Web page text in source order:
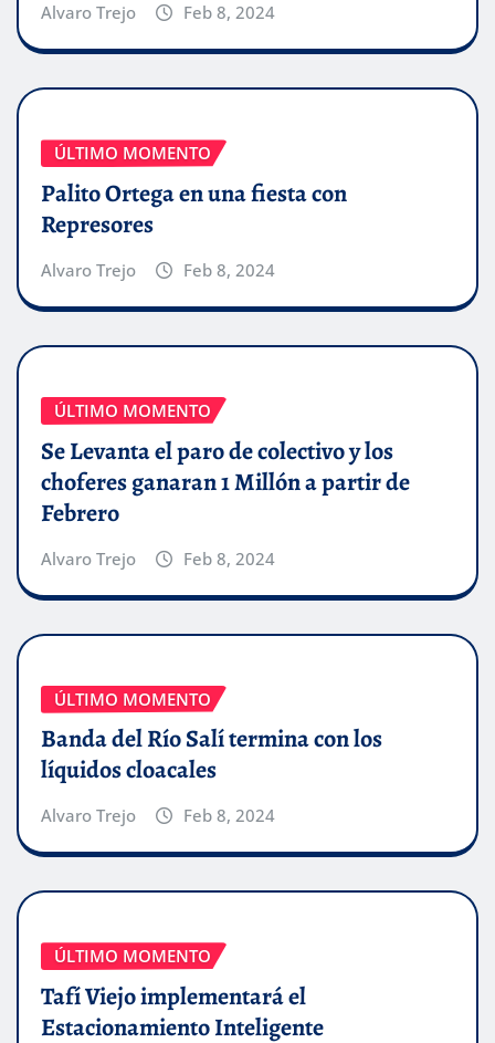
Alvaro Trejo Feb 8, 2024
ÚLTIMO MOMENTO
Palito Ortega en una fiesta con
Represores
Alvaro Trejo Feb 8, 2024
ÚLTIMO MOMENTO
Se Levanta el paro de colectivo y los
choferes ganaran 1 Millón a partir de
Febrero
Alvaro Trejo Feb 8, 2024
ÚLTIMO MOMENTO
Banda del Río Salí termina con los
líquidos cloacales
Alvaro Trejo Feb 8, 2024
ÚLTIMO MOMENTO
Tafí Viejo implementará el
Estacionamiento Inteligente